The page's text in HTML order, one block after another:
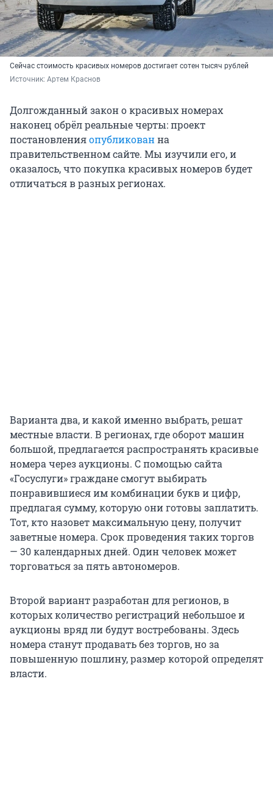
Сейчас стоимость красивых номеров достигает сотен тысяч рублей
Источник: Артем Краснов
Долгожданный закон о красивых номерах
наконец обрёл реальные черты: проект
постановленияопубликованна
правительственном сайте. Мы изучили его, и
оказалось, что покупка красивых номеров будет
отличаться в разных регионах.
Варианта два, и какой именно выбрать, решат
местные власти. В регионах, где оборот машин
большой, предлагается распространять красивые
номера через аукционы. С помощью сайта
«Госуслуги» граждане смогут выбирать
понравившиеся им комбинации букв и цифр,
предлагая сумму, которую они готовы заплатить.
Тот, кто назовет максимальную цену, получит
заветные номера. Срок проведения таких торгов
— 30 календарных дней. Один человек может
торговаться за пять автономеров.
Второй вариант разработан для регионов, в
которых количество регистраций небольшое и
аукционы вряд ли будут востребованы. Здесь
номера станут продавать без торгов, но за
повышенную пошлину, размер которой определят
власти.